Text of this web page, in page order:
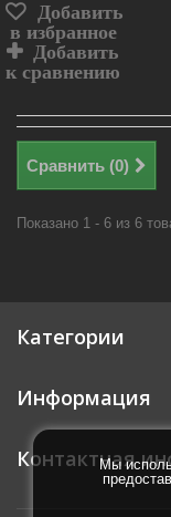
Добавить
в избранное
Добавить
к сравнению
Сравнить (0)
Показано 1 - 6 из 6
Категории
Информация
Контактная
Мы